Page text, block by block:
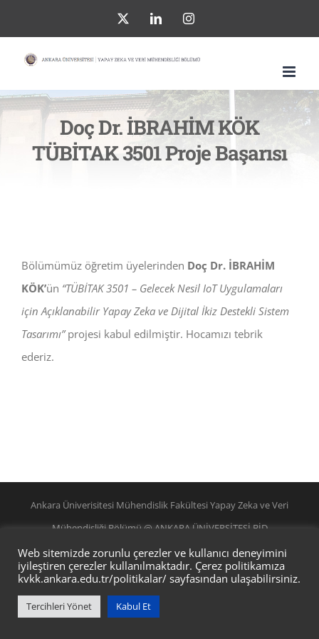
to
content
LinkedInInstagram
Doç Dr. İBRAHİM KÖK
TÜBİTAK 3501 Proje Başarısı
Bölümümüz öğretim üyelerinden Doç Dr. İBRAHİM
KÖK’ün “TÜBİTAK 3501 – Gelecek Nesil IoT Uygulamaları
için Açıklanabilir Yapay Zeka ve Dijital İkiz Destekli Sistem
Tasarımı”projesi kabul edilmiştir. Hocamızı tebrik
ederiz.
Ankara Üniverisitesi Mühendislik Fakültesi Yapay Zeka ve Veri
Mühendisliği Bölümü @ ANKARA ÜNİVERSİTESİ BİD
Web sitemizde zorunlu çerezler ve kullanıcı deneyimini
iyileştiren çerezler kullanılmaktadır. Çerez politikamıza
kvkk.ankara.edu.tr/politikalar/ sayfasından ulaşabilirsiniz.
Tercihleri Yönet Kabul Et